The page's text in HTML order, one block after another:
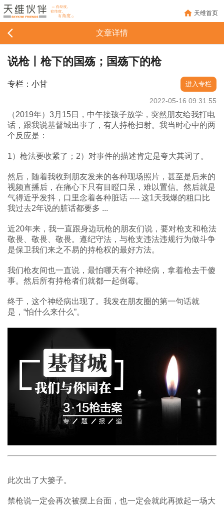
天维首页
文章详情
说枪丨枪下的国殇；国殇下的枪
专栏：小甘 进入专栏
2022-05-16 09:31:55
（2019年）3月15日，中午接孩子放学，突然朋友给我打电
话，跟我说基督城出事了，有人持枪扫射。我当时心中的两
个反应是：
1）枪法要收紧了；2）对事件的描述肯定是夸大其词了。
然后，随着我收到朋友发来的各种现场照片，甚至是后来的
视频直播后，在痛心下只有目瞪口呆，难以置信。然后就是
气得近乎发抖，口里念着各种脏话 ---- 这1天我爆的粗口比
我过去2年说的脏话都要多 ...
近20年来，我一直跟身边玩枪的朋友们说，要对枪支和枪法
敬畏、敬畏、敬畏。遵纪守法，与枪支违法违规行为做斗争
是保卫我们来之不易的持枪权的最好方法。
我们枪友间也一直说，最怕哪天有个神经病，拿着枪去干傻
事。然后所有持枪者们就都一起倒霉。
终于，这个神经病出现了。我发在朋友圈的第一句话就
是，“怕什么来什么”。
此次出了大篓子。
禁枪说一定会再次被摆上台面，也一定会就此再掀起一场大